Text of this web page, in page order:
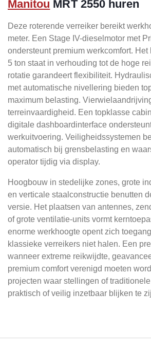
Manitou MRT 2550 huren
Deze roterende verreiker bereikt
meter. Een Stage IV-dieselmotor met
ondersteunt premium werkcomfort. Het
5 ton staat in verhouding tot de hoge
rotatie garandeert flexibiliteit.
met automatische nivellering bieden
maximum belasting.
terreinvaardigheid. Een topklasse
digitale dashboardinterface
werkuitvoering. Veiligheidssystemen
automatisch bij grensbelasting en
operator tijdig via display.
Hoogbouw in stedelijke zones, grote
en verticale staalconstructie benutten
versie. Het plaatsen van antennes,
of grote ventilatie-units vormt
enorme werkhoogte opent zich
klassieke verreikers niet halen. Een
wanneer extreme reikwijdte,
premium comfort verenigd moeten
projecten waar stellingen of
praktisch of veilig inzetbaar blijken te